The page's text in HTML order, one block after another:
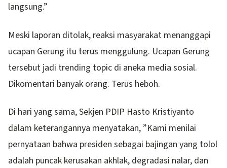
langsung.”
Meski laporan ditolak, reaksi masyarakat menanggapi
ucapan Gerung itu terus menggulung. Ucapan Gerung
tersebut jadi trending topic di aneka media sosial.
Dikomentari banyak orang. Terus heboh.
Di hari yang sama, Sekjen PDIP Hasto Kristiyanto
dalam keterangannya menyatakan, ”Kami menilai
pernyataan bahwa presiden sebagai bajingan yang tolol
adalah puncak kerusakan akhlak, degradasi nalar, dan